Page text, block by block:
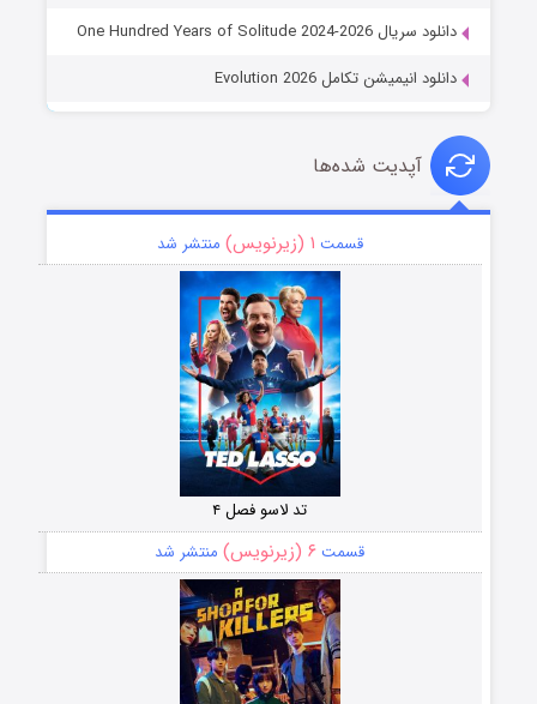
دانلود سریال One Hundred Years of Solitude 2024-2026
دانلود انیمیشن تکامل Evolution 2026
آپدیت شده‌ها
قسمت ۱ (زیرنویس) منتشر شد
تد لاسو فصل ۴
قسمت ۶ (زیرنویس) منتشر شد